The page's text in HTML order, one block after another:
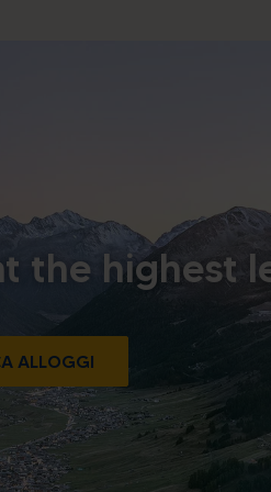
the highest
ALLOGGI